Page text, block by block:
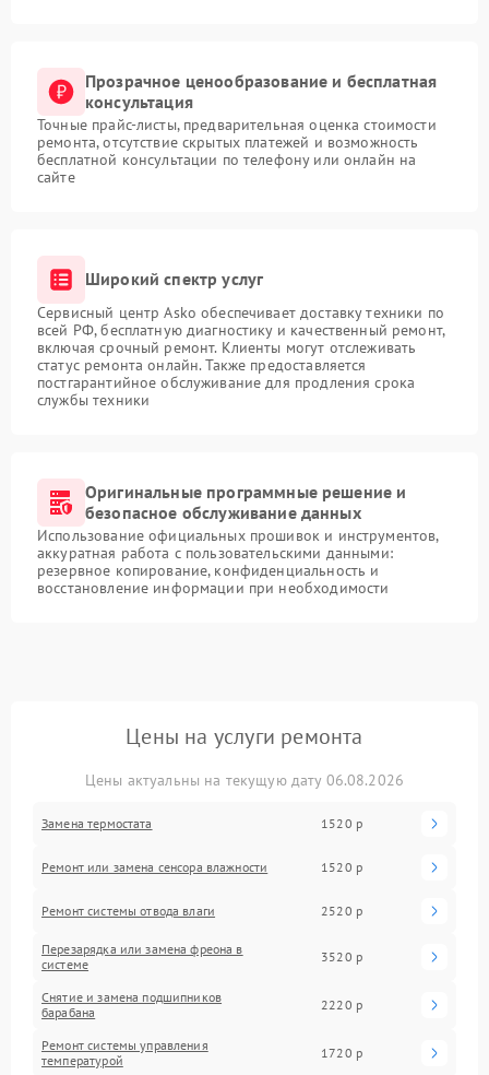
Прозрачное ценообразование и бесплатная
консультация
Точные прайс-листы, предварительная оценка стоимости
ремонта, отсутствие скрытых платежей и возможность
бесплатной консультации по телефону или онлайн на
сайте
Широкий спектр услуг
Сервисный центр Asko обеспечивает доставку техники по
всей РФ, бесплатную диагностику и качественный ремонт,
включая срочный ремонт. Клиенты могут отслеживать
статус ремонта онлайн. Также предоставляется
постгарантийное обслуживание для продления срока
службы техники
Оригинальные программные решение и
безопасное обслуживание данных
Использование официальных прошивок и инструментов,
аккуратная работа с пользовательскими данными:
резервное копирование, конфиденциальность и
восстановление информации при необходимости
Цены на услуги ремонта
Цены актуальны на текущую дату 06.08.2026
Замена термостата 1520 р
Ремонт или замена сенсора влажности 1520 р
Ремонт системы отводa влаги 2520 р
Перезарядка или замена фреона в
системе
3520 р
Снятие и замена подшипников
барабана
2220 р
Ремонт системы управления
температурой
1720 р